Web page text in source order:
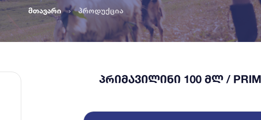
მთავარი პროდუქცია
ᲞᲠᲘᲛᲐᲕᲘᲚᲘᲜᲘ 100 ᲛᲚ /